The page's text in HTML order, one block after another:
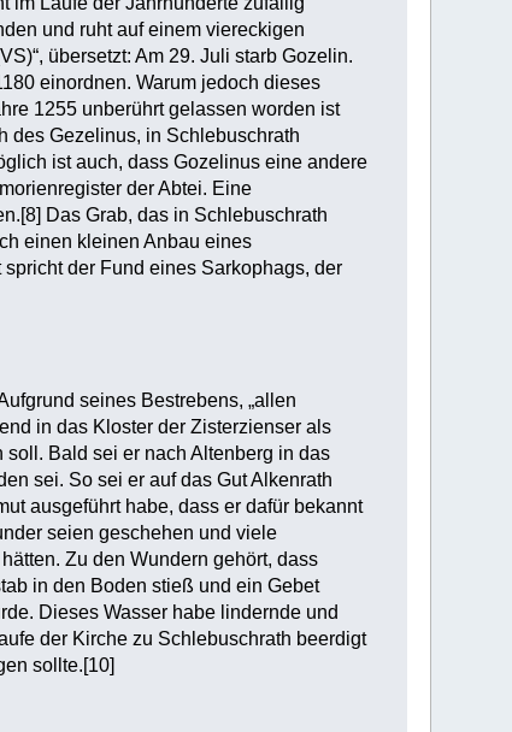
und ruht auf einem viereckigen
übersetzt: Am 29. Juli starb Gozelin.
einordnen. Warum jedoch dieses
1255 unberührt gelassen worden ist
des Gezelinus, in Schlebuschrath
ist auch, dass Gozelinus eine andere
der Abtei. Eine
Das Grab, das in Schlebuschrath
einen kleinen Anbau eines
der Fund eines Sarkophags, der
seines Bestrebens, „allen
in das Kloster der Zisterzienser als
Bald sei er nach Altenberg in das
sei. So sei er auf das Gut Alkenrath
ausgeführt habe, dass er dafür bekannt
seien geschehen und viele
Zu den Wundern gehört, dass
in den Boden stieß und ein Gebet
Dieses Wasser habe lindernde und
der Kirche zu Schlebuschrath beerdigt
sollte.[10]